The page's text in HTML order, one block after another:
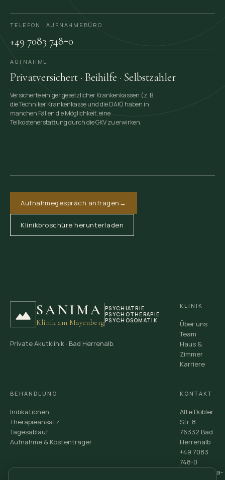
TELEFON · AUFNAHME­BÜRO
+49 7083 748-0
AUFNAHME
Privatversichert · Beihilfe · Selbstzahler
Versicherte einiger gesetzlicher Krankenkassen (z. B.
die Techniker Krankenkasse und die DAK) haben in
manchen Fällen die Möglichkeit, eine
Teilkostenerstattung durch die GKV zu erwirken.
Aufnahmegespräch anfragen →
Klinikbroschüre herunterladen
SANIMA
Klinik am Mayenberg
PSYCHIATRIE
PSYCHOTHERAPIE
PSYCHOSOMATIK
Private Akutklinik · Bad Herrenalb.
KLINIK
Über uns
Team
Haus &
Zimmer
Karriere
BEHANDLUNG
Indikationen
Therapieansatz
Tagesablauf
Aufnahme & Kostenträger
KONTAKT
Alte Dobler
Str. 8
76332 Bad
Herrenalb
+49 7083
748-0
info@sanima-